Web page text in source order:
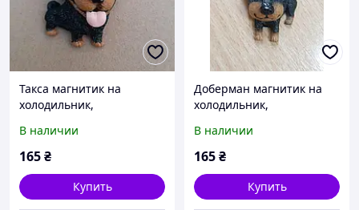
Такса магнитик на
холодильник,
такса, магнит на
холодильник собака
В наличии
165₴
Купить
Доберман магнитик на
холодильник,
доберманом
В наличии
165₴
Купить